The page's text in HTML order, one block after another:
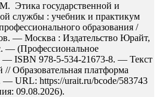
Этика государственной и
службы : учебник и практикум
образования /
— Москва : Издательство Юрайт,
— (Профессиональное
— ISBN 978-5-534-21673-8. — Текст
// Образовательная платформа
URL: https://urait.ru/bcode/583743
09.08.2026).